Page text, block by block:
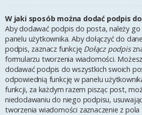
W jaki sposób można dodać podpis
Aby dodawać podpis do posta, należy
panelu użytkownika. Aby dołączyć do
podpis, zaznacz funkcję Dołącz podpis
formularzu tworzenia wiadomości.
dodawać podpis do wszystkich swoich
odpowiednią funkcję w panelu
funkcji, za każdym razem pisząc post,
niedodawaniu do niego podpisu,
tworzenia wiadomości zaznaczenie z pola